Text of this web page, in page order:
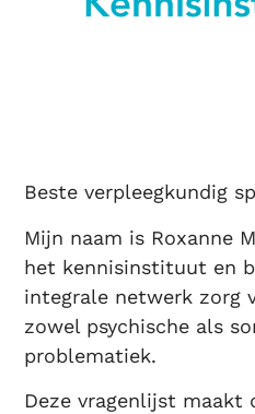
Beste verpleegkundig
Mijn naam is Roxanne
het kennisinstituut en
integrale netwerk zorg
zowel psychische als
problematiek.
Deze vragenlijst maakt